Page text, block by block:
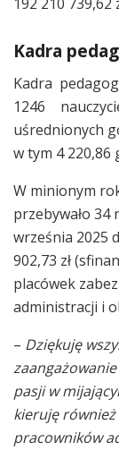
Kadra
Kadra
1246
uśrednionych
w tym 4 220,86
W minionym
przebywało 34
września 2025
902,73 zł
placówek
administracji i
– Dziękuję
pasji w
kieruję
pracowników